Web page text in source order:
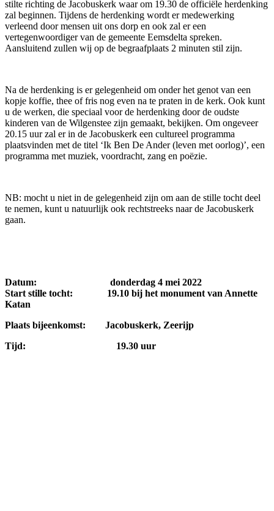
stilte richting de Jacobuskerk waar om 19.30 de officiële herdenking
zal beginnen. Tijdens de herdenking wordt er medewerking
verleend door mensen uit ons dorp en ook zal er een
vertegenwoordiger van de gemeente Eemsdelta spreken.
Aansluitend zullen wij op de begraafplaats 2 minuten stil zijn.
Na de herdenking is er gelegenheid om onder het genot van een
kopje koffie, thee of fris nog even na te praten in de kerk. Ook kunt
u de werken, die speciaal voor de herdenking door de oudste
kinderen van de Wilgenstee zijn gemaakt, bekijken. Om ongeveer
20.15 uur zal er in de Jacobuskerk een cultureel programma
plaatsvinden met de titel ‘Ik Ben De Ander (leven met oorlog)’, een
programma met muziek, voordracht, zang en poëzie.
NB: mocht u niet in de gelegenheid zijn om aan de stille tocht deel
te nemen, kunt u natuurlijk ook rechtstreeks naar de Jacobuskerk
gaan.
Datum: donderdag 4 mei 2022
Start stille tocht: 19.10 bij het monument van Annette
Katan
Plaats bijeenkomst: Jacobuskerk, Zeerijp
Tijd: 19.30 uur